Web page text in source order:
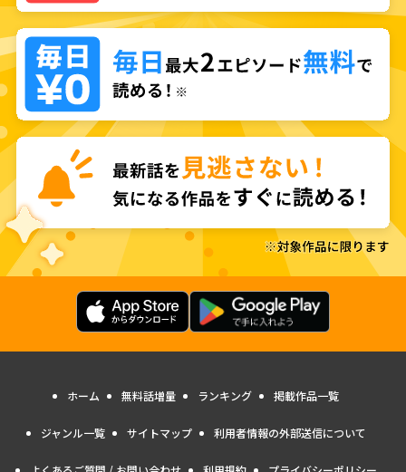
ホーム 無料話増量 ランキング 掲載作品一覧
ジャンル一覧 サイトマップ 利用者情報の外部送信について